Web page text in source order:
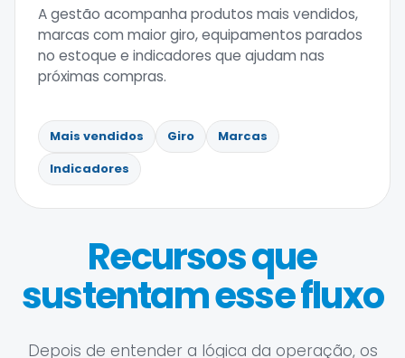
A gestão acompanha produtos mais vendidos,
marcas com maior giro, equipamentos parados
no estoque e indicadores que ajudam nas
próximas compras.
Mais vendidos Giro
Marcas
Indicadores
Recursos que
sustentam esse fluxo
Depois de entender a lógica da operação, os